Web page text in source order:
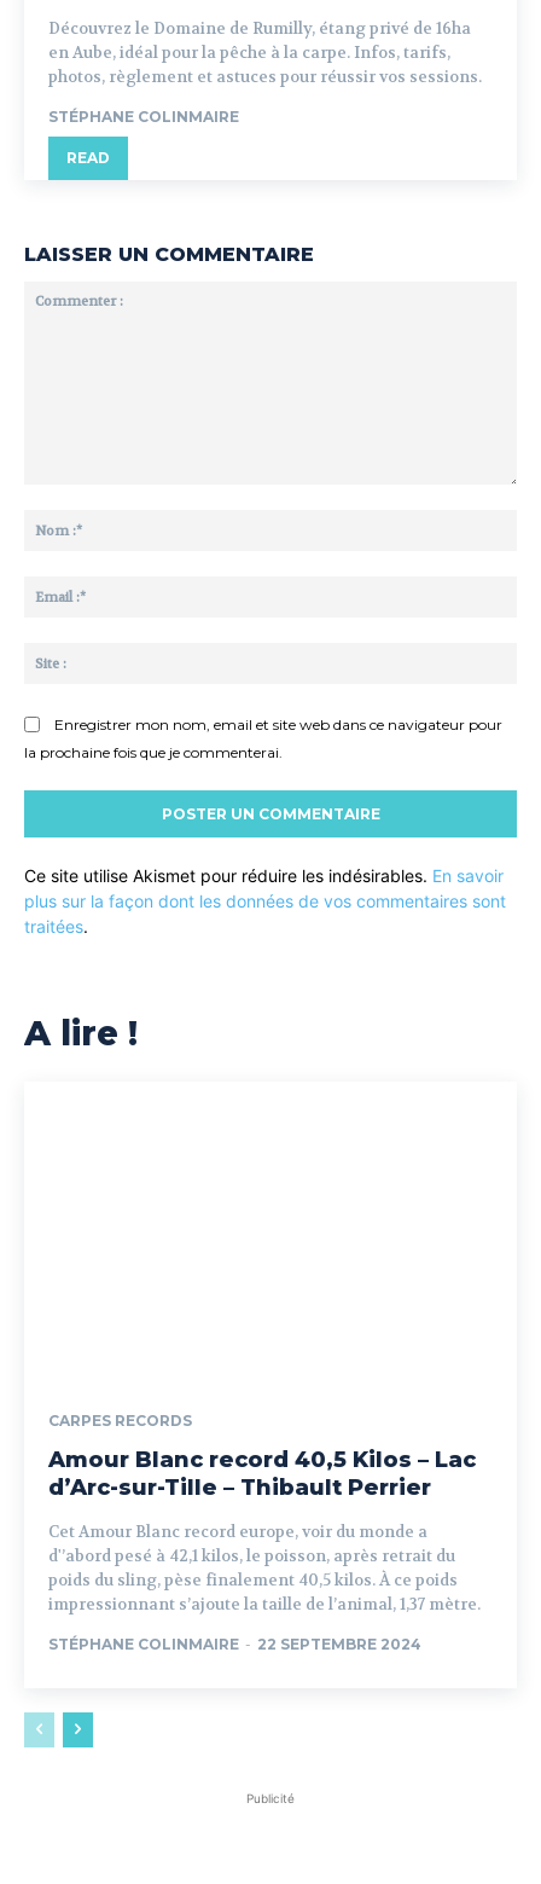
Découvrez le Domaine de Rumilly, étang privé de 16ha
en Aube, idéal pour la pêche à la carpe. Infos, tarifs,
photos, règlement et astuces pour réussir vos sessions.
STÉPHANE COLINMAIRE
READ
LAISSER UN COMMENTAIRE
Enregistrer mon nom, email et site web dans ce navigateur pour
la prochaine fois que je commenterai.
Ce site utilise Akismet pour réduire les indésirables. En savoir
plus sur la façon dont les données de vos commentaires sont
traitées.
A lire !
CARPES RECORDS
Amour Blanc record 40,5 Kilos – Lac
d’Arc-sur-Tille – Thibault Perrier
Cet Amour Blanc record europe, voir du monde a
d'’abord pesé à 42,1 kilos, le poisson, après retrait du
poids du sling, pèse finalement 40,5 kilos. À ce poids
impressionnant s’ajoute la taille de l’animal, 1,37 mètre.
STÉPHANE COLINMAIRE - 22 SEPTEMBRE 2024
Publicité